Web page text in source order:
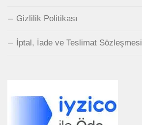
Gizlilik Politikası
İptal, İade ve Teslimat Sözleşmesi